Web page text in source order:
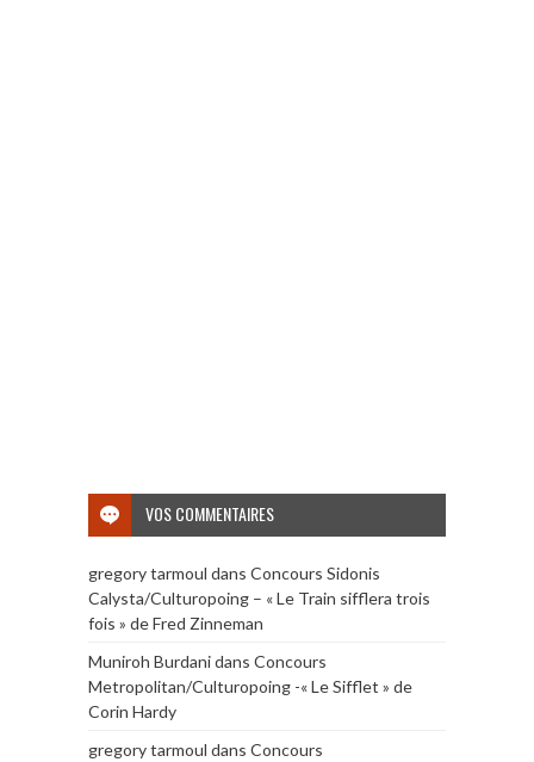
VOS COMMENTAIRES
gregory tarmoul dans Concours Sidonis
Calysta/Culturopoing – « Le Train sifflera trois
fois » de Fred Zinneman
Muniroh Burdanidans Concours
Metropolitan/Culturopoing -« Le Sifflet » de
Corin Hardy
gregory tarmoul dans Concours